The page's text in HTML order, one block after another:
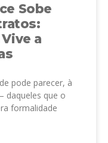
Sobe
a
pode parecer, à
daqueles que o
formalidade